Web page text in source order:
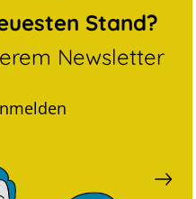
Stand?
Newsletter